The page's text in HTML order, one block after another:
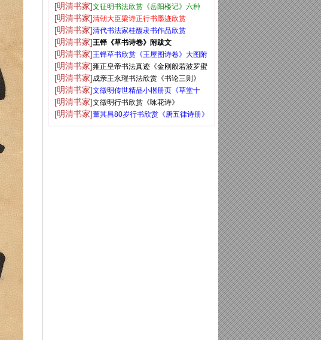
[明清书家]文征明书法欣赏《岳阳楼记》六种
[明清书家]清朝大臣梁诗正行书墨迹欣赏
[明清书家]清代书法家桂馥隶书作品欣赏
[明清书家]王铎《草书诗卷》附跋文
[明清书家]王铎草书欣赏《王屋图诗卷》大图附
释文
[明清书家]雍正皇帝书法真迹《金刚般若波罗蜜
经》
[明清书家]成亲王永瑆书法欣赏《书论三则》
[明清书家]文徵明传世精品小楷册页《草堂十
志》
[明清书家]文徵明行书欣赏《咏花诗》
[明清书家]董其昌80岁行书欣赏《唐五律诗册》